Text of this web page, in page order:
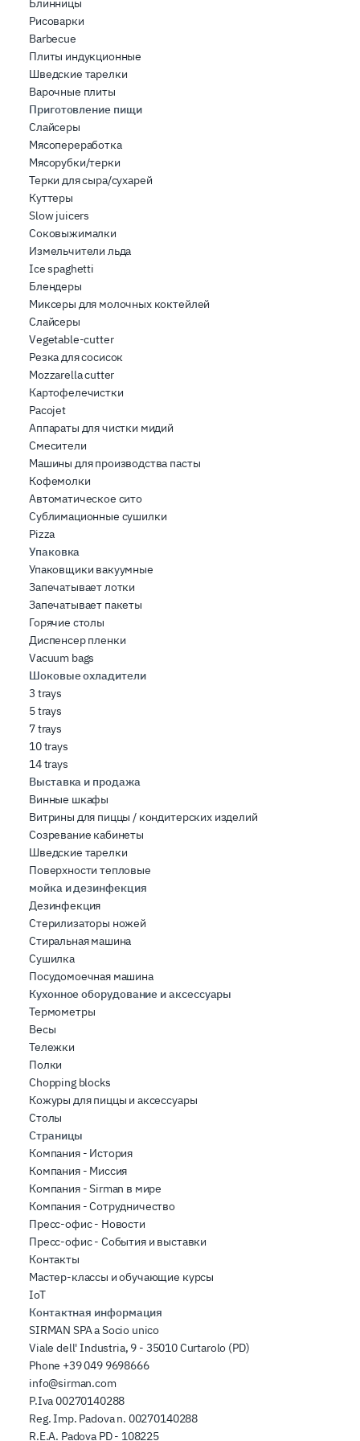
Блинницы
Рисоварки
Barbecue
Плиты индукционные
Шведские тарелки
Варочные плиты
Приготовление пищи
Слайсеры
Мясопереработка
Мясорубки/терки
Терки для сыра/сухарей
Куттеры
Slow juicers
Соковыжималки
Измельчители льда
Ice spaghetti
Блендеры
Миксеры для молочных коктейлей
Слайсеры
Vegetable-cutter
Резка для сосисок
Mozzarella cutter
Картофелечистки
Pacojet
Аппараты для чистки мидий
Смесители
Машины для производства пасты
Кофемолки
Автоматическое сито
Сублимационные сушилки
Pizza
Упаковка
Упаковщики вакуумные
Запечатывает лотки
Запечатывает пакеты
Горячие столы
Диспенсер пленки
Vacuum bags
Шоковые охладители
3 trays
5 trays
7 trays
10 trays
14 trays
Выставка и продажа
Винные шкафы
Витрины для пиццы / кондитерских изделий
Созревание кабинеты
Шведские тарелки
Поверхности тепловые
мойка и дезинфекция
Дезинфекция
Стерилизаторы ножей
Стиральная машина
Сушилка
Посудомоечная машина
Кухонное оборудование и аксессуары
Термометры
Весы
Тележки
Полки
Chopping blocks
Кожуры для пиццы и аксессуары
Столы
Страницы
Компания - История
Компания - Миссия
Компания - Sirman в мире
Компания - Сотрудничество
Пресс-офис - Новости
Пресс-офис - События и выставки
Контакты
Мастер-классы и обучающие курсы
IoT
Контактная информация
SIRMAN SPA a Socio unico
Viale dell' Industria, 9 - 35010 Curtarolo (PD)
Phone +39 049 9698666
info@sirman.com
P.Iva 00270140288
Reg. Imp. Padova n. 00270140288
R.E.A. Padova PD - 108225